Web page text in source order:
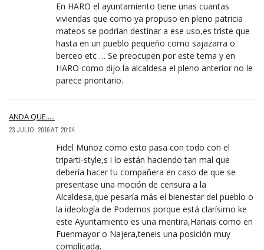
En HARO el ayuntamiento tiene unas cuantas
viviendas que como ya propuso en pleno patricia
mateos se podrían destinar a ese uso,es triste que
hasta en un pueblo pequeño como sajazarra o
berceo etc … Se preocupen por este tema y en
HARO como dijo la alcaldesa el pleno anterior no le
parece prioritario.
ANDA QUE.....
23 JULIO, 2016 AT 20:04
Fidel Muñoz como esto pasa con todo con el
triparti-style,s i lo están haciendo tan mal que
debería hacer tu compañera en caso de que se
presentase una moción de censura a la
Alcaldesa,que pesaría más el bienestar del pueblo o
la ideología de Podemos porque está clarísimo ke
este Ayuntamiento es una mentira,Hariais como en
Fuenmayor o Najera,teneis una posición muy
complicada.